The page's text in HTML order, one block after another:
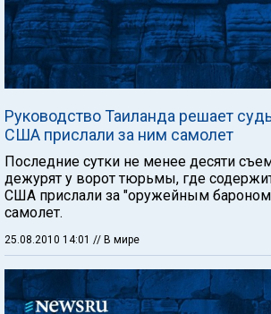
Руководство Таиланда решает
США прислали за ним самолет
Последние сутки не менее десяти
дежурят у ворот тюрьмы, где
США прислали за "оружейным
самолет.
25.08.2010 14:01 // В мире